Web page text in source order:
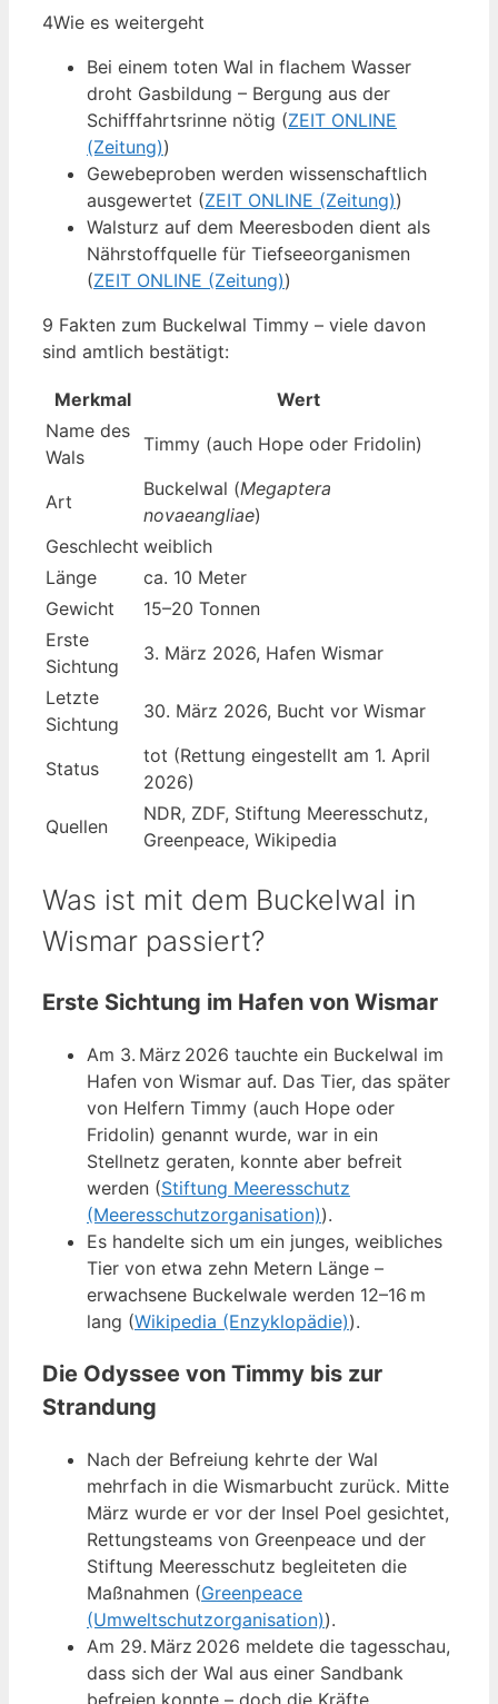
4Wie es weitergeht
Bei einem toten Wal in flachem Wasser
droht Gasbildung – Bergung aus der
Schifffahrtsrinne nötig (ZEIT ONLINE
(Zeitung))
Gewebeproben werden wissenschaftlich
ausgewertet (ZEIT ONLINE (Zeitung))
Walsturz auf dem Meeresboden dient als
Nährstoffquelle für Tiefseeorganismen
(ZEIT ONLINE (Zeitung))
9 Fakten zum Buckelwal Timmy – viele davon
sind amtlich bestätigt:
Merkmal
Wert
Name des
Wals
Timmy (auch Hope oder Fridolin)
Art
Buckelwal (Megaptera
novaeangliae)
Geschlecht weiblich
Länge
ca. 10 Meter
Gewicht
15–20 Tonnen
Erste
Sichtung
3. März 2026, Hafen Wismar
Letzte
Sichtung
30. März 2026, Bucht vor Wismar
Status
tot (Rettung eingestellt am 1. April
2026)
Quellen
NDR, ZDF, Stiftung Meeresschutz,
Greenpeace, Wikipedia
Was ist mit dem Buckelwal in
Wismar passiert?
Erste Sichtung im Hafen von Wismar
Am 3. März 2026 tauchte ein Buckelwal im
Hafen von Wismar auf. Das Tier, das später
von Helfern Timmy (auch Hope oder
Fridolin) genannt wurde, war in ein
Stellnetz geraten, konnte aber befreit
werden (Stiftung Meeresschutz
(Meeresschutzorganisation)).
Es handelte sich um ein junges, weibliches
Tier von etwa zehn Metern Länge –
erwachsene Buckelwale werden 12–16 m
lang (Wikipedia (Enzyklopädie)).
Die Odyssee von Timmy bis zur
Strandung
Nach der Befreiung kehrte der Wal
mehrfach in die Wismarbucht zurück. Mitte
März wurde er vor der Insel Poel gesichtet,
Rettungsteams von Greenpeace und der
Stiftung Meeresschutz begleiteten die
Maßnahmen (Greenpeace
(Umweltschutzorganisation)).
Am 29. März 2026 meldete die tagesschau,
dass sich der Wal aus einer Sandbank
befreien konnte – doch die Kräfte